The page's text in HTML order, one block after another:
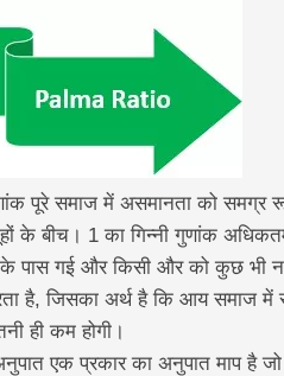
पूरे समाज में असमानता को समग्र
के बीच। 1 का गिन्नी गुणांक
पास गई और किसी और को कुछ भी
है, जिसका अर्थ है कि आय समाज में
ही कम होगी।
एक प्रकार का अनुपात माप है